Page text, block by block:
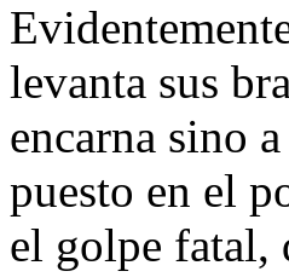
levanta sus
encarna sino
puesto en el
el golpe fatal,